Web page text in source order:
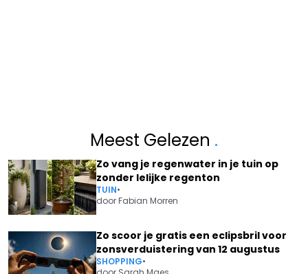
Meest Gelezen .
Zo vang je regenwater in je tuin op
zonder lelijke regenton
TUIN•
doorFabian Morren
Zo scoor je gratis een eclipsbril voor
zonsverduistering van 12 augustus
SHOPPING•